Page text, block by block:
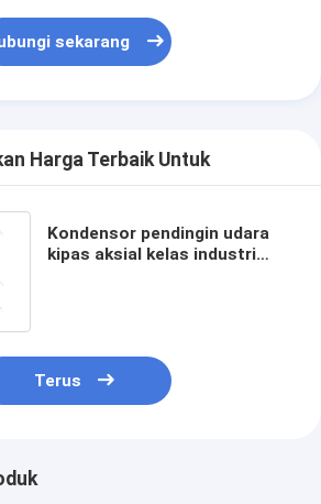
sekarang
Harga Terbaik Untuk
Kondensor pendingin udara
kipas aksial kelas industri
Terus